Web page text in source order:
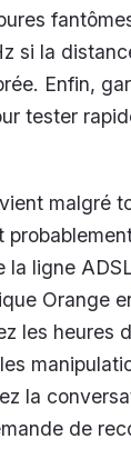
si la
Enfin,
tester
malgré
la ligne
Orange
les heures
la
de